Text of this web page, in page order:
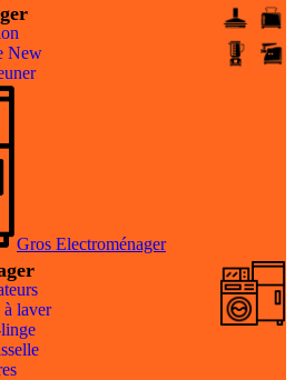
New
Gros Electroménager
laver